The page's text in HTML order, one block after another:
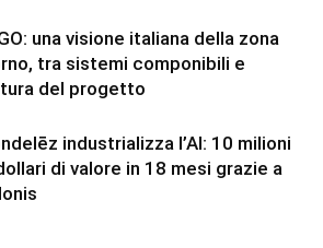
una visione italiana della zona
tra sistemi componibili e
del progetto
industrializza l’AI: 10 milioni
di valore in 18 mesi grazie a